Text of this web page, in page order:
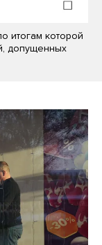
итогам которой
допущенных